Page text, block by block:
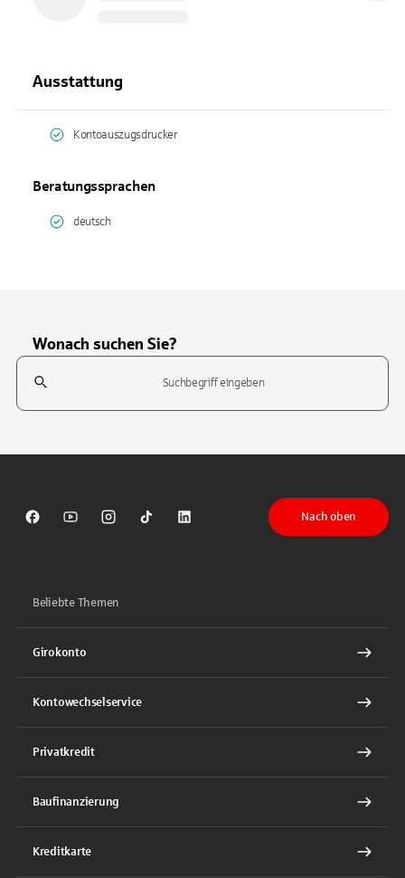
Ausstattung
Kontoauszugsdrucker
Beratungssprachen
deutsch
Wonach suchen Sie?
Suchfeld
Sparkasse auf Facebook
Sparkasse auf Youtube
Sparkasse auf Instagram
Sparkasse auf TikTok
Sparkasse auf LinkedIn
Nach oben
Beliebte Themen
Girokonto
Kontowechselservice
Privatkredit
Baufinanzierung
Kreditkarte